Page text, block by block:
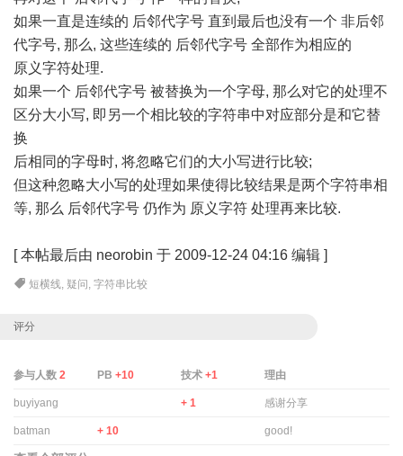
如果一直是连续的 后邻代字号 直到最后也没有一个 非后邻
代字号, 那么, 这些连续的 后邻代字号 全部作为相应的
原义字符处理.
如果一个 后邻代字号 被替换为一个字母, 那么对它的处理不
区分大小写, 即另一个相比较的字符串中对应部分是和它替
换
后相同的字母时, 将忽略它们的大小写进行比较;
但这种忽略大小写的处理如果使得比较结果是两个字符串相
等, 那么 后邻代字号 仍作为 原义字符 处理再来比较.
[本帖最后由 neorobin 于 2009-12-24 04:16 编辑 ]
短横线, 疑问 ,字符串比较
评分
参与人数 2 PB +10 技术 +1 理由
buyiyang + 1 感谢分享
batman + 10 good!